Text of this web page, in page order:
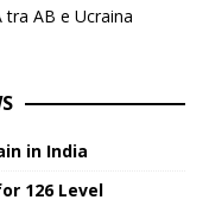
AB e Ucraina
in India
126 Level